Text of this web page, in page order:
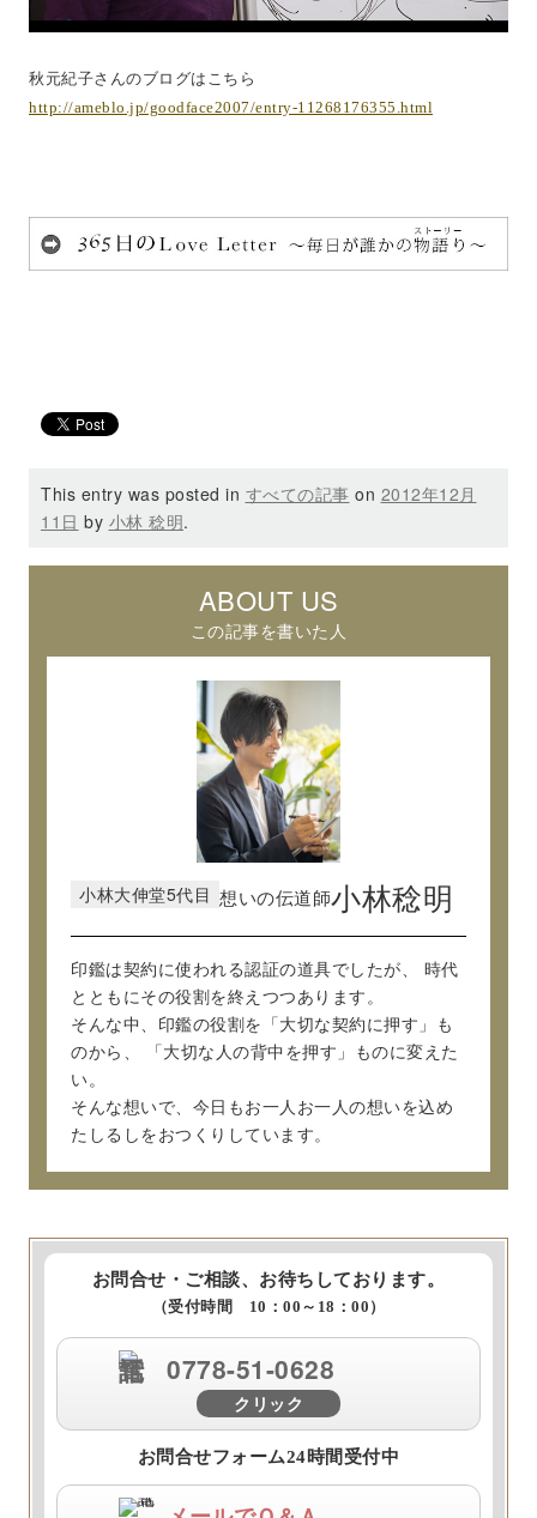
秋元紀子さんのブログはこちら
http://ameblo.jp/goodface2007/entry-11268176355.html
This entry was posted in すべての記事 on 2012年12月
11日 by 小林 稔明.
ABOUT US
この記事を書いた人
小林大伸堂5代目 想いの伝道師小林稔明
印鑑は契約に使われる認証の道具でしたが、
時代
とともにその役割を終えつつあります。
そんな中、印鑑の役割を「大切な契約に押す」も
のから、
「大切な人の背中を押す」ものに変えた
い。
そんな想いで、今日もお一人お一人の想いを込め
たしるしをおつくりしています。
お問合せ・ご相談、お待ちしております。
（受付時間 10：00～18：00）
0778-51-0628
クリック
お問合せフォーム24時間受付中